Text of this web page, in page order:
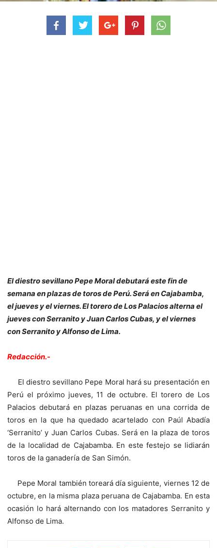
El diestro sevillano Pepe Moral debutará este fin de
semana en plazas de toros de Perú. Será en Cajabamba,
el jueves y el viernes. El torero de Los Palacios alterna el
jueves con Serranito y Juan Carlos Cubas, y el viernes
con Serranito y Alfonso de Lima.
Redacción.-
El diestro sevillano Pepe Moral hará su presentación en
Perú el próximo jueves, 11 de octubre. El torero de Los
Palacios debutará en plazas peruanas en una corrida de
toros en la que ha quedado acartelado con Paúl Abadía
‘Serranito’ y Juan Carlos Cubas. Será en la plaza de toros
de la localidad de Cajabamba. En este festejo se lidiarán
toros de la ganadería de San Simón.
Pepe Moral también toreará día siguiente, viernes 12 de
octubre, en la misma plaza peruana de Cajabamba. En esta
ocasión lo hará alternando con los matadores Serranito y
Alfonso de Lima.